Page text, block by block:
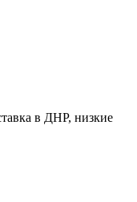
в ДНР, низкие